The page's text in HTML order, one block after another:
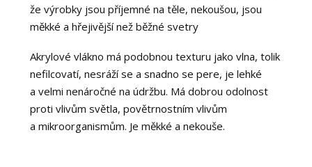
že výrobky jsou příjemné na těle, nekoušou, jsou
měkké a hřejivější než běžné svetry
Akrylové vlákno má podobnou texturu jako vlna, tolik
nefilcovatí, nesráží se a snadno se pere, je lehké
a velmi nenáročné na údržbu. Má dobrou odolnost
proti vlivům světla, povětrnostním vlivům
a mikroorganismům. Je měkké a nekouše.